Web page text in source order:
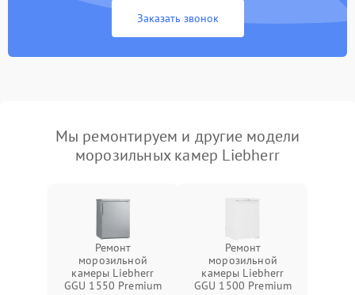
Заказать звонок
Мы ремонтируем и другие модели
морозильных камер Liebherr
Ремонт
морозильной
камеры Liebherr
GGU 1550 Premium
Ремонт
морозильной
камеры Liebherr
GGU 1500 Premium